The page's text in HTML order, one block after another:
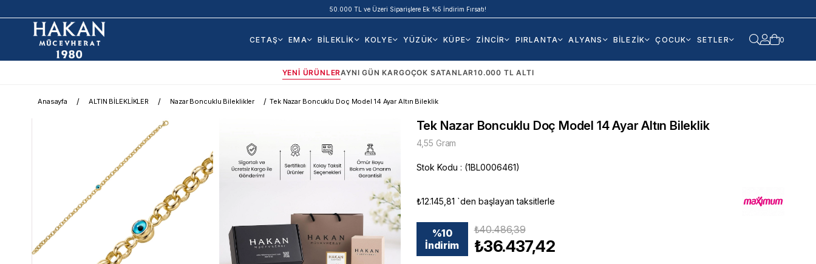
50.000 TL ve Üzeri Siparişlere Ek %5 İndirim Fırsatı!
CETAŞ EMA BİLEKLİK KOLYE YÜZÜK KÜPE ZİNCİR PIRLANTA ALYANS BİLEZİK ÇOCUK SETLER 0
YENI ÜRÜNLERAYNI GÜN KARGOÇOK SATANLAR10.000 TL ALTI
Anasayfa ALTIN BİLEKLİKLER Nazar Boncuklu Bileklikler Tek Nazar Boncuklu Doç Model 14 Ayar Altın Bileklik
Tek Nazar Boncuklu Doç Model 14 Ayar Altın Bileklik
4,55 Gram
Stok Kodu (1BL0006461)
₺12.145,81 `den başlayan taksitlerle
%10
İndirim
₺40.486,39
₺36.437,42